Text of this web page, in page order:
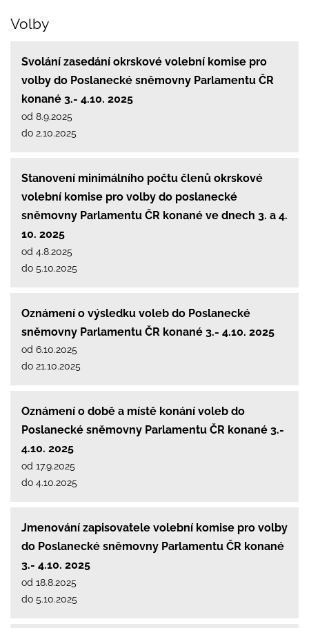
Volby
Svolání zasedání okrskové volební komise pro
volby do Poslanecké sněmovny Parlamentu ČR
konané 3.- 4.10. 2025
od 8.9.2025
do 2.10.2025
Stanovení minimálního počtu členů okrskové
volební komise pro volby do poslanecké
sněmovny Parlamentu ČR konané ve dnech 3. a 4.
10. 2025
od 4.8.2025
do 5.10.2025
Oznámení o výsledku voleb do Poslanecké
sněmovny Parlamentu ČR konané 3.- 4.10. 2025
od 6.10.2025
do 21.10.2025
Oznámení o době a místě konání voleb do
Poslanecké sněmovny Parlamentu ČR konané 3.-
4.10. 2025
od 17.9.2025
do 4.10.2025
Jmenování zapisovatele volební komise pro volby
do Poslanecké sněmovny Parlamentu ČR konané
3.- 4.10. 2025
od 18.8.2025
do 5.10.2025